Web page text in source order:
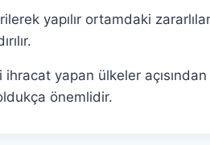
yapılır ortamdaki
ihracat yapan ülkeler açısından
önemlidir.